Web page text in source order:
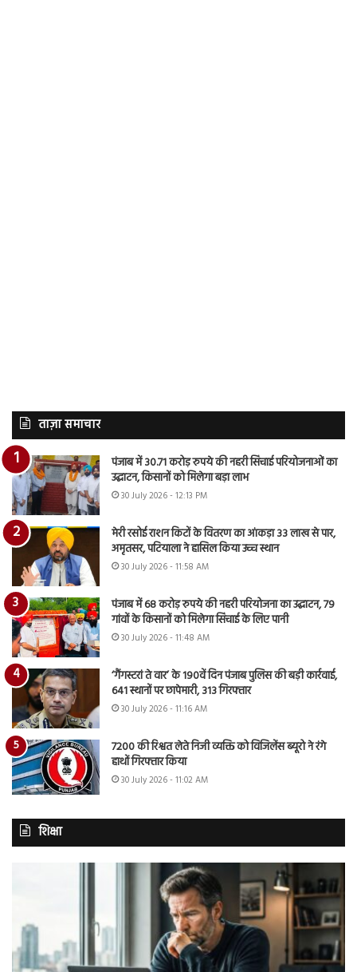
ताज़ा समाचार
पंजाब में 30.71 करोड़ रुपये की नहरी सिंचाई परियोजनाओं का
उद्घाटन, किसानों को मिलेगा बड़ा लाभ
30 July 2026 - 12:13 PM
मेरी रसोई राशन किटों के वितरण का आंकड़ा 33 लाख से पार,
अमृतसर, पटियाला ने हासिल किया उच्च स्थान
30 July 2026 - 11:58 AM
पंजाब में 68 करोड़ रुपये की नहरी परियोजना का उद्घाटन, 79
गांवों के किसानों को मिलेगा सिंचाई के लिए पानी
30 July 2026 - 11:48 AM
‘गैंगस्टरां ते वार’ के 190वें दिन पंजाब पुलिस की बड़ी कार्रवाई,
641 स्थानों पर छापेमारी, 313 गिरफ्तार
30 July 2026 - 11:16 AM
7200 की रिश्वत लेते निजी व्यक्ति को विजिलेंस ब्यूरो ने रंगे
हाथों गिरफ्तार किया
30 July 2026 - 11:02 AM
शिक्षा